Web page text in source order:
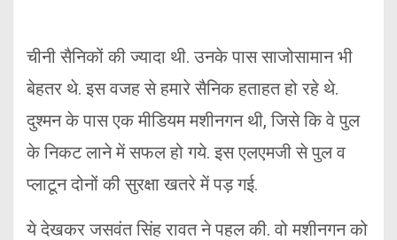
चीनी सैनिकों की ज्यादा थी. उनके पास साजोसामान भी
बेहतर थे. इस वजह से हमारे सैनिक हताहत हो रहे थे.
दुश्मन के पास एक मीडियम मशीनगन थी, जिसे कि वे पुल
के निकट लाने में सफल हो गये. इस एलएमजी से पुल व
प्लाटून दोनों की सुरक्षा खतरे में पड़ गई.
ये देखकर जसवंत सिंह रावत ने पहल की. वो मशीनगन को